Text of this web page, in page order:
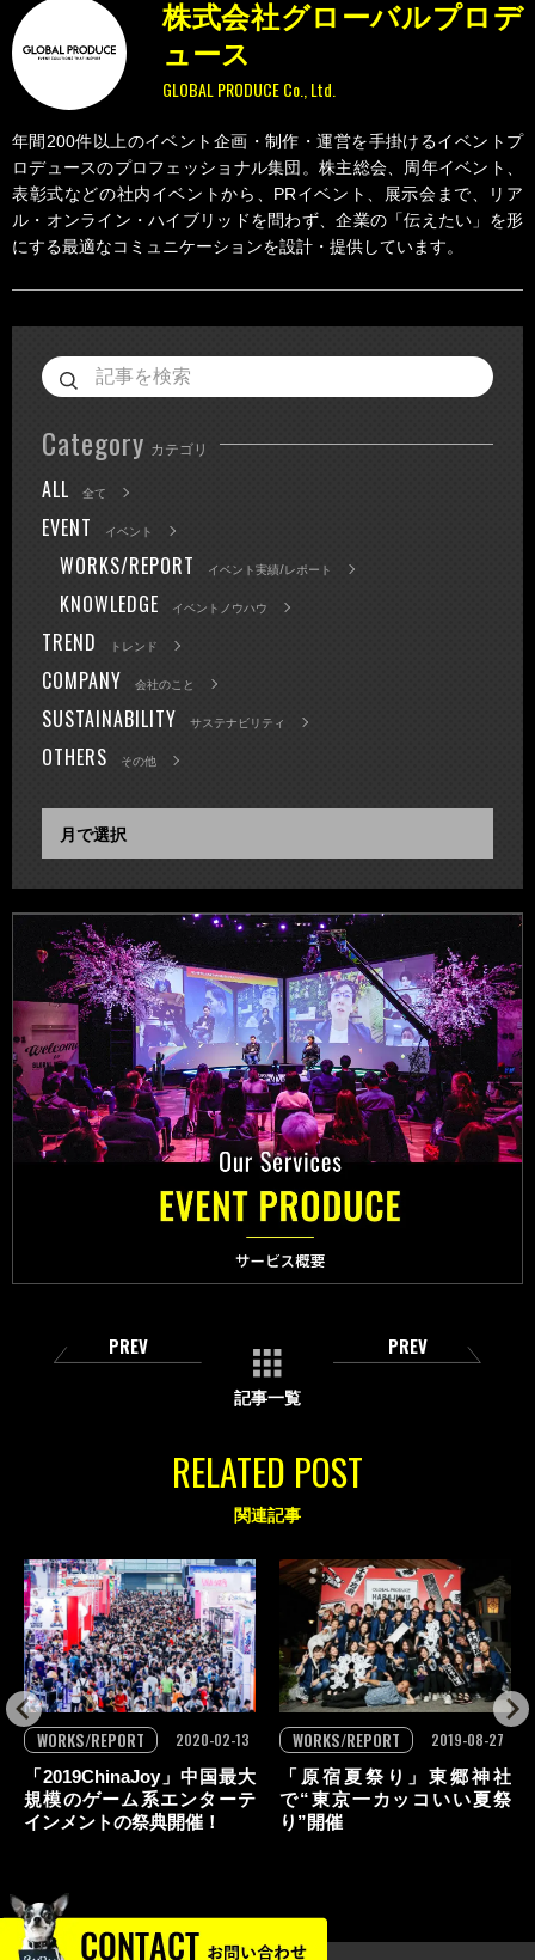
GLOBAL PRODUCE Co., Ltd.
株式会社グローバルプロデ
ュース
年間200件以上のイベント企画・制作・運営を手掛けるイベントプ
ロデュースのプロフェッショナル集団。株主総会、周年イベント、
表彰式などの社内イベントから、PRイベント、展示会まで、リア
ル・オンライン・ハイブリッドを問わず、企業の「伝えたい」を形
にする最適なコミュニケーションを設計・提供しています。
Category カテゴリ
ALL 全て
EVENT イベント
WORKS/REPORT イベント実績/レポート
KNOWLEDGE イベントノウハウ
TREND トレンド
COMPANY 会社のこと
SUSTAINABILITY サステナビリティ
OTHERS その他
PREV
記事一覧
PREV
RELATED POST
関連記事
「2019ChinaJoy」中国最大
規模のゲーム系エンターテ
インメントの祭典開催！
WORKS/REPORT
2020-02-13
「原宿夏祭り」東郷神社
で“東京一カッコいい夏祭
り”開催
WORKS/REPORT 2019-08-27